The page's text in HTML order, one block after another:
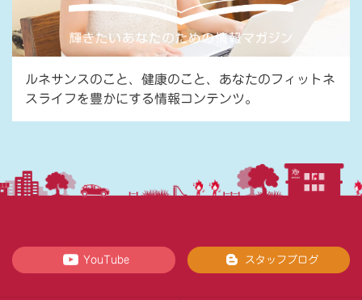
ルネサンスのこと、健康のこと、あなたのフィットネ
スライフを豊かにする情報コンテンツ。
YouTube スタッフブログ